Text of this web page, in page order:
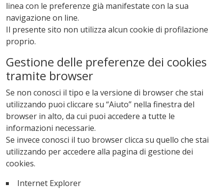
linea con le preferenze già manifestate con la sua
navigazione on line.
Il presente sito non utilizza alcun cookie di profilazione
proprio.
Gestione delle preferenze dei cookies
tramite browser
Se non conosci il tipo e la versione di browser che stai
utilizzando puoi cliccare su “Aiuto” nella finestra del
browser in alto, da cui puoi accedere a tutte le
informazioni necessarie.
Se invece conosci il tuo browser clicca su quello che stai
utilizzando per accedere alla pagina di gestione dei
cookies.
Internet Explorer